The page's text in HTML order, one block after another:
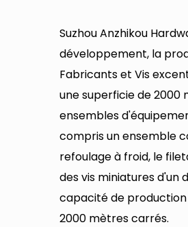
Suzhou Anzhikou
développement, la
Fabricantset Vis
une superficie de
ensembles
compris un ensemble
refoulage à froid, le
des vis miniatures d'un
capacité de
2000 mètres carrés.